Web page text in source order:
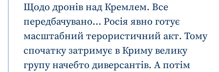
Щодо дронів над Кремлем. Все
передбачувано… Росія явно готує
масштабний терористичний акт. Тому
спочатку затримує в Криму велику
групу начебто диверсантів. А потім